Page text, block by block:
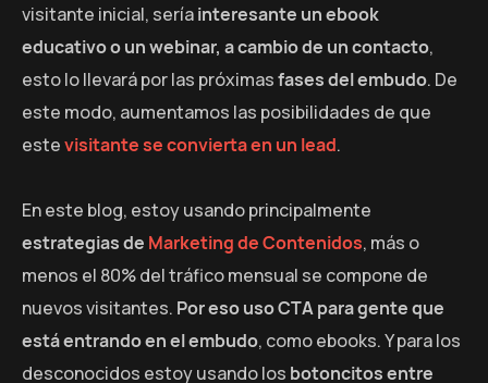
visitante inicial, seríainteresante un ebook
educativo o un webinar, a cambio de un contacto,
esto lo llevará por las próximasfases del embudo. De
este modo, aumentamos las posibilidades de que
estevisitante se convierta en un lead.
En este blog, estoy usando principalmente
estrategias de Marketing de Contenidos, más o
menos el 80% del tráfico mensual se compone de
nuevos visitantes. Por eso uso CTA para gente que
está entrando en el embudo, como ebooks. Y para los
desconocidos estoy usando los botoncitos entre